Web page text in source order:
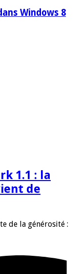
Windows 8
1.1 : la
de
de la générosité :